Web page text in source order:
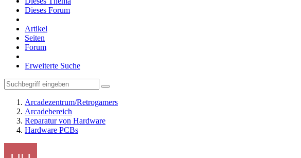
Dieses Forum
Artikel
Seiten
Forum
Erweiterte Suche
Arcadezentrum/Retrogamers
Arcadebereich
Reparatur von Hardware
Hardware PCBs